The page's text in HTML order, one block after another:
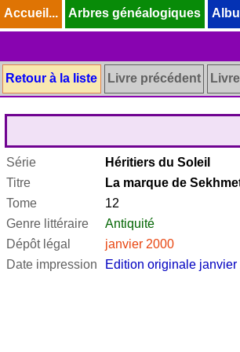
Accueil... Arbres généalogiques
Retour à la liste Livre précédent
Série
Héritiers du Soleil
Titre
La marque de
Tome
12
Genre littéraire
Antiquité
Dépôt légal
janvier 2000
Date impression
Edition originale janvier
Accueil... Arbres généalogiques